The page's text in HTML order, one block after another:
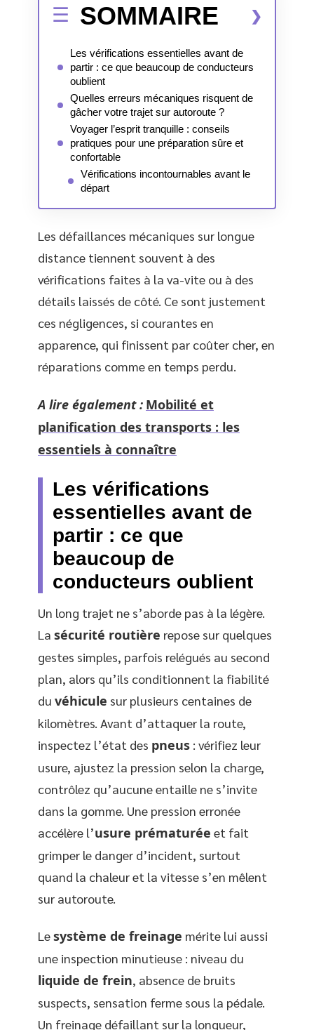
SOMMAIRE
Les vérifications essentielles avant de
partir : ce que beaucoup de conducteurs
oublient
Quelles erreurs mécaniques risquent de
gâcher votre trajet sur autoroute ?
Voyager l’esprit tranquille : conseils
pratiques pour une préparation sûre et
confortable
Vérifications incontournables avant le
départ
Les défaillances mécaniques sur longue
distance tiennent souvent à des
vérifications faites à la va-vite ou à des
détails laissés de côté. Ce sont justement
ces négligences, si courantes en
apparence, qui finissent par coûter cher, en
réparations comme en temps perdu.
A lire également : Mobilité et
planification des transports : les
essentiels à connaître
Les vérifications
essentielles avant de
partir : ce que
beaucoup de
conducteurs oublient
Un long trajet ne s’aborde pas à la légère.
La sécurité routière repose sur quelques
gestes simples, parfois relégués au second
plan, alors qu’ils conditionnent la fiabilité
du véhicule sur plusieurs centaines de
kilomètres. Avant d’attaquer la route,
inspectez l’état des pneus : vérifiez leur
usure, ajustez la pression selon la charge,
contrôlez qu’aucune entaille ne s’invite
dans la gomme. Une pression erronée
accélère l’usure prématurée et fait
grimper le danger d’incident, surtout
quand la chaleur et la vitesse s’en mêlent
sur autoroute.
Lesystème de freinage mérite lui aussi
une inspection minutieuse : niveau du
liquide de frein, absence de bruits
suspects, sensation ferme sous la pédale.
Un freinage défaillant sur la longueur,